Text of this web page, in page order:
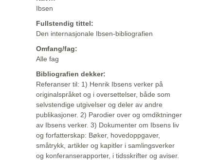
Ibsen
Fullstendig tittel:
Den internasjonale Ibsen-bibliografien
Omfang/fag:
Alle fag
Bibliografien dekker:
Referanser til: 1) Henrik Ibsens verker på
originalspråket og i oversettelser, både som
selvstendige utgivelser og deler av andre
publikasjoner. 2) Parodier over og omdiktninger
av Ibsens verker. 3) Dokumenter om Ibsens liv
og forfatterskap: Bøker, hovedoppgaver,
småtrykk, artikler og kapitler i samlingsverker
og konferanserapporter, i tidsskrifter og aviser.